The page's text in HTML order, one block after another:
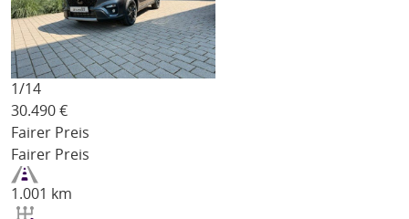
1/14
30.490 €
Fairer Preis
Fairer Preis
1.001 km